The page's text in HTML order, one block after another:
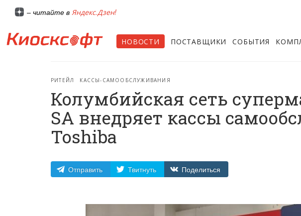
– читайте в Яндекс.Дзен!
НОВОСТИ ПОСТАВЩИКИ СОБЫТИЯ
РИТЕЙЛ КАССЫ-САМООБСЛУЖИВАНИЯ
Колумбийская сеть
SA внедряет кассы
Toshiba
Отправить Твитнуть Поделиться